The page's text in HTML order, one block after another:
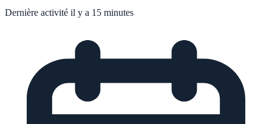
Dernière activité il y a 15 minutes